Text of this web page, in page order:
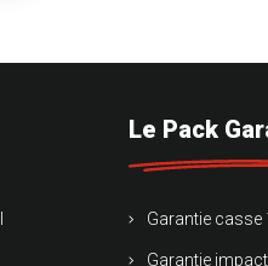
Le Pack
Garantie casse
Garantie